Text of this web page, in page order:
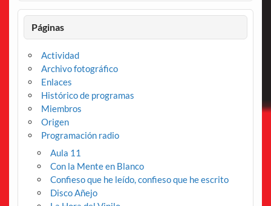
Páginas
Actividad
Archivo fotográfico
Enlaces
Histórico de programas
Miembros
Origen
Programación radio
Aula 11
Con la Mente en Blanco
Confieso que he leído, confieso que he escrito
Disco Añejo